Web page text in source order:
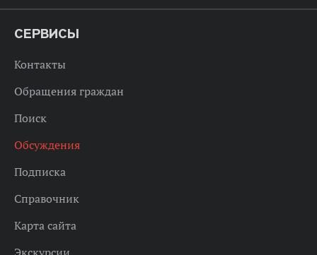
СЕРВИСЫ
Контакты
Обращения граждан
Поиск
Обсуждения
Подписка
Справочник
Карта сайта
Экскурсии